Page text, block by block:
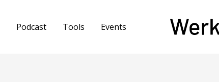
Podcast Tools Events